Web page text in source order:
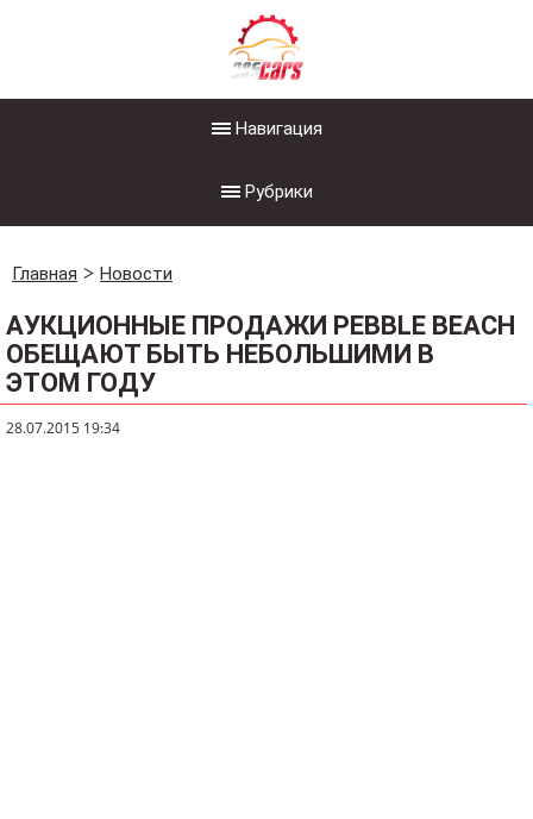
Навигация
Рубрики
Главная Новости
АУКЦИОННЫЕ ПРОДАЖИ PEBBLE BEACH
ОБЕЩАЮТ БЫТЬ НЕБОЛЬШИМИ В
ЭТОМ ГОДУ
28.07.2015 19:34